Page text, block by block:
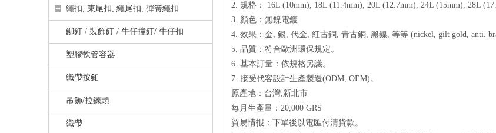
繩扣, 束尾扣, 繩尾扣, 彈簧繩扣
鉚釘 / 裝飾釘 / 牛仔撞釘/ 牛仔扣
塑膠軟管容器
織帶按釦
吊飾/拉鍊頭
織帶
2. 規格： 16L (10mm), 18L (11.4mm), 20L (12.7mm), 24L (15mm), 28L
3. 顏色：無鎳電鍍
4. 效果：金, 銀, 代金, 紅古銅, 青古銅, 黑鎳, 等等 (nickel, gilt gold, anti.
5. 品質：符合歐洲環保規定。
6. 基本訂量：依規格另議。
7. 接受代客設計生產製造(ODM, OEM)。
原產地：台灣,新北市
每月生產量：20,000 GRS
貿易情报：下單後以電匯付清貨款。